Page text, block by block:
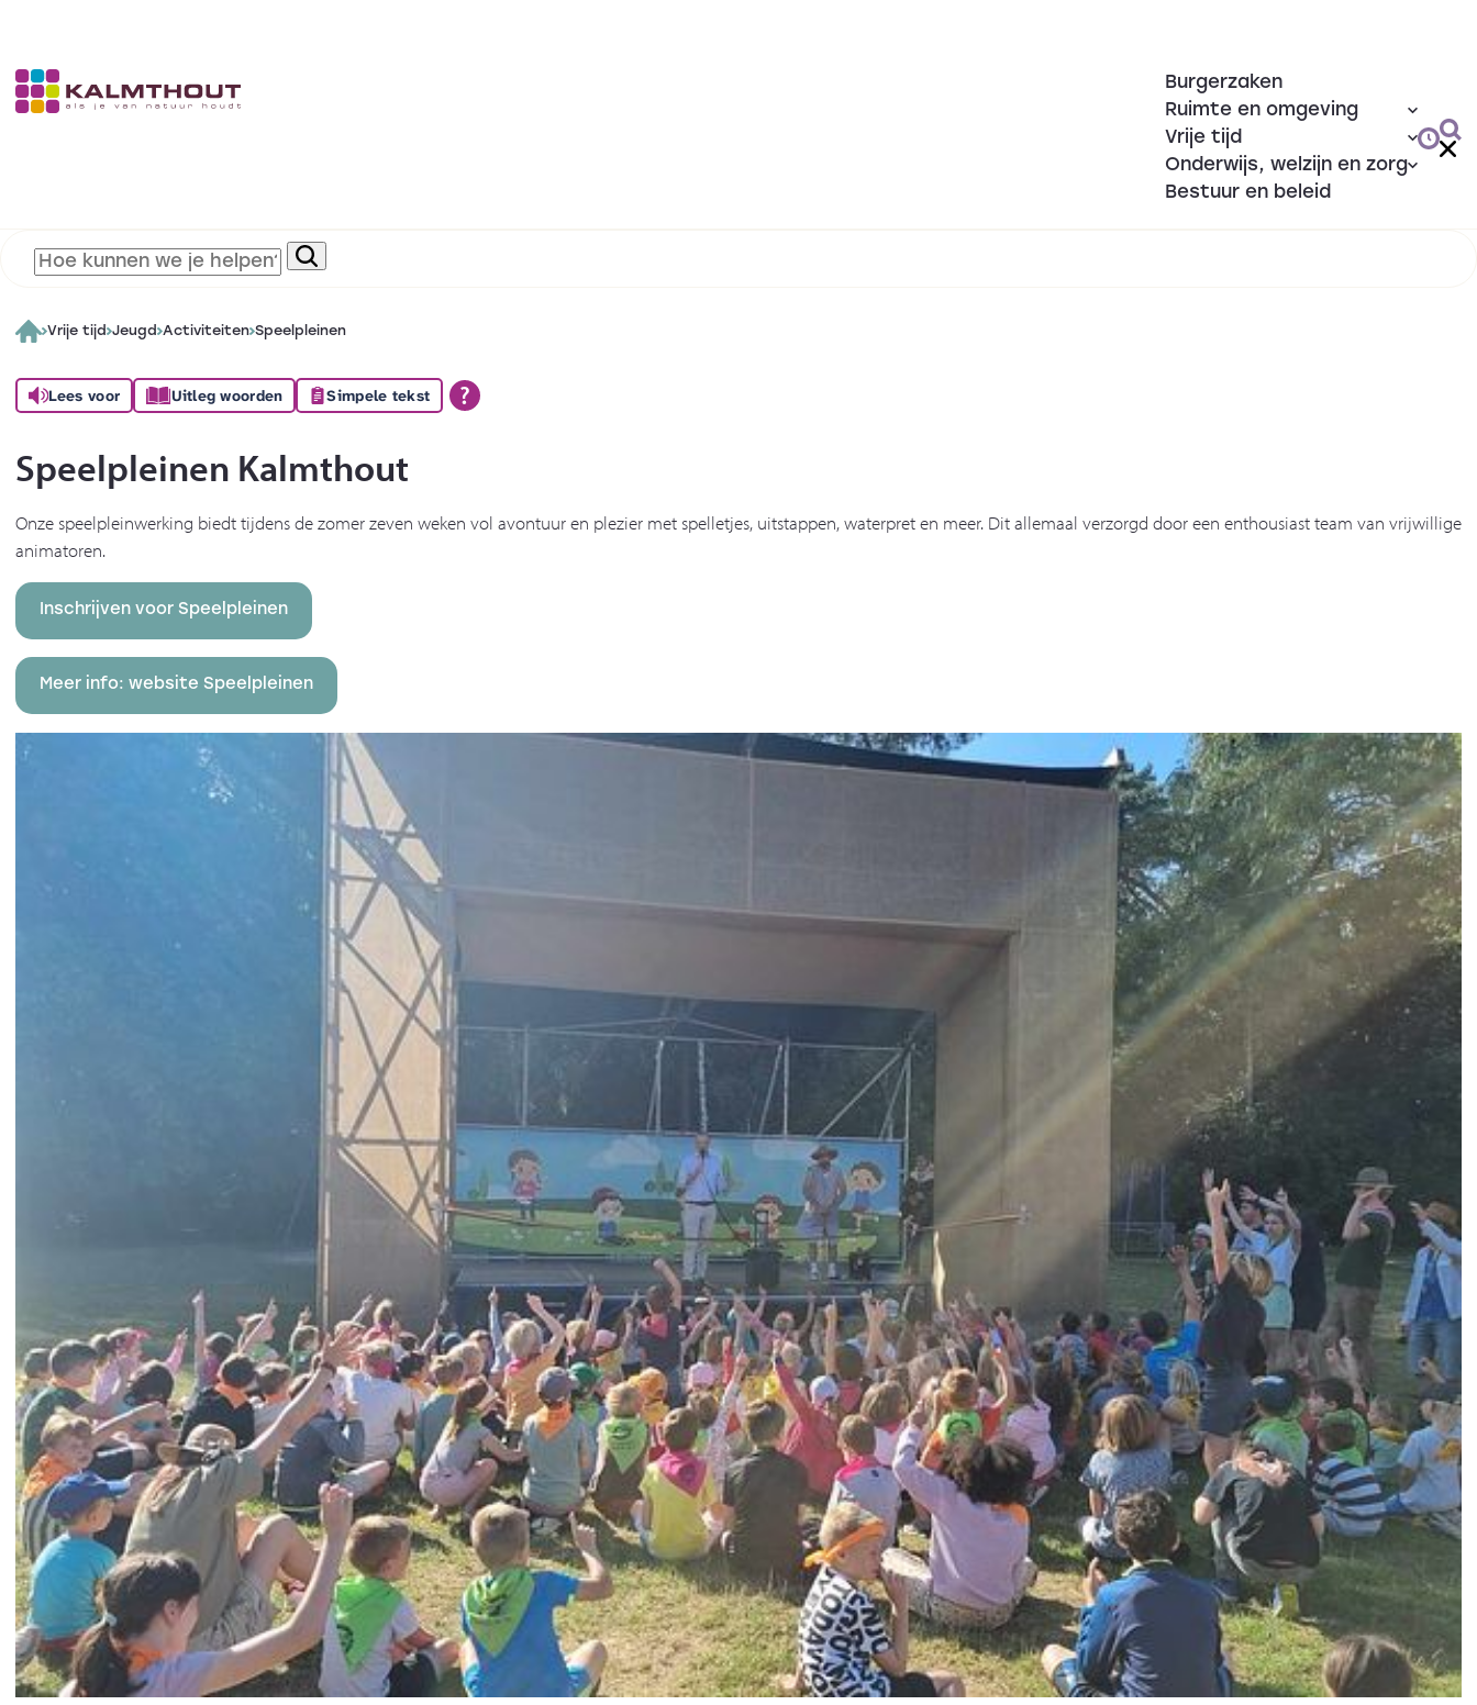
Burgerzaken
Ruimte en omgeving
Vrije tijd
Onderwijs, welzijn en zorg
Bestuur en beleid
Vrije tijd Jeugd Activiteiten Speelpleinen
Lees voor Uitleg woorden Simpele tekst
Speelpleinen Kalmthout
Onze speelpleinwerking biedt tijdens de zomer zeven weken vol avontuur en plezier met spelletjes, uitstappen, waterpret en meer. Dit allemaal verzorgd door een enthousiast team van vrijwillige
animatoren.
Inschrijven voor Speelpleinen
Meer info: website Speelpleinen